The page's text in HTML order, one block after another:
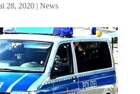
28, 2020| News